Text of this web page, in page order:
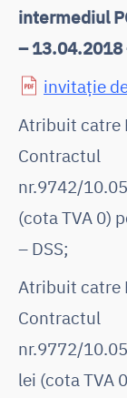
intermediul
–
invitație
Atribuit catre
Contractul
nr.9742/
(cota TVA 0)
– DSS;
Atribuit catre
Contractul
nr.9772/
lei (cota TVA